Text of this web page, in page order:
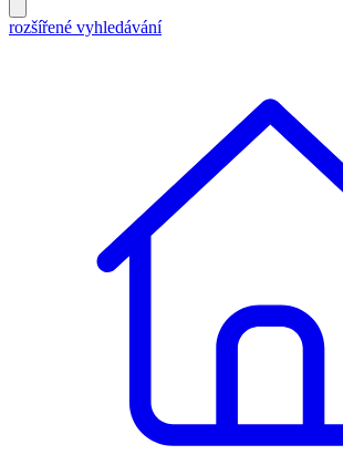
rozšířené vyhledávání